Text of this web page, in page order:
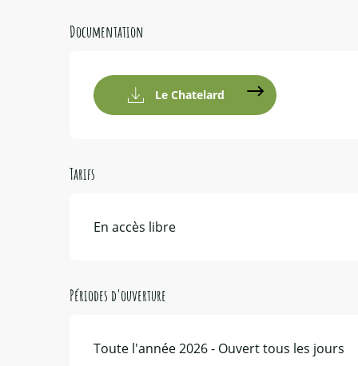
Documentation
Le Chatelard
Tarifs
En accès libre
Périodes d'ouverture
Toute l'année 2026 - Ouvert tous les jours